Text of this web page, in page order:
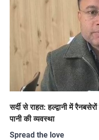
सर्दी से राहत: हल्द्वानी में
पानी की व्यवस्था
Spread the love